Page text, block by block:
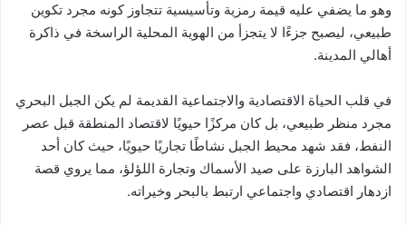
وهو ما يضفي عليه قيمة رمزية وتأسيسية تتجاوز كونه مجرد تكوين
طبيعي، ليصبح جزءًا لا يتجزأ من الهوية المحلية الراسخة في ذاكرة
أهالي المدينة.
في قلب الحياة الاقتصادية والاجتماعية القديمة لم يكن الجبل البحري
مجرد منظر طبيعي، بل كان مركزًا حيويًا لاقتصاد المنطقة قبل عصر
النفط، فقد شهد محيط الجبل نشاطًا تجاريًا حيويًا، حيث كان أحد
الشواهد البارزة على صيد الأسماك وتجارة اللؤلؤ، مما يروي قصة
ازدهار اقتصادي واجتماعي ارتبط بالبحر وخيراته.